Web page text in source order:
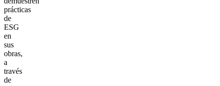
prácticas
de
ESG
en
sus
obras,
a
través
de